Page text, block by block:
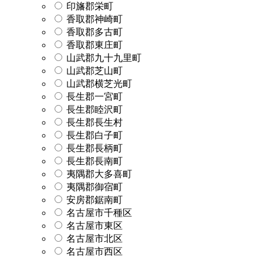
印旛郡栄町
香取郡神崎町
香取郡多古町
香取郡東庄町
山武郡九十九里町
山武郡芝山町
山武郡横芝光町
長生郡一宮町
長生郡睦沢町
長生郡長生村
長生郡白子町
長生郡長柄町
長生郡長南町
夷隅郡大多喜町
夷隅郡御宿町
安房郡鋸南町
名古屋市千種区
名古屋市東区
名古屋市北区
名古屋市西区